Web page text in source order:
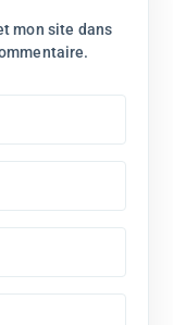
mon site dans